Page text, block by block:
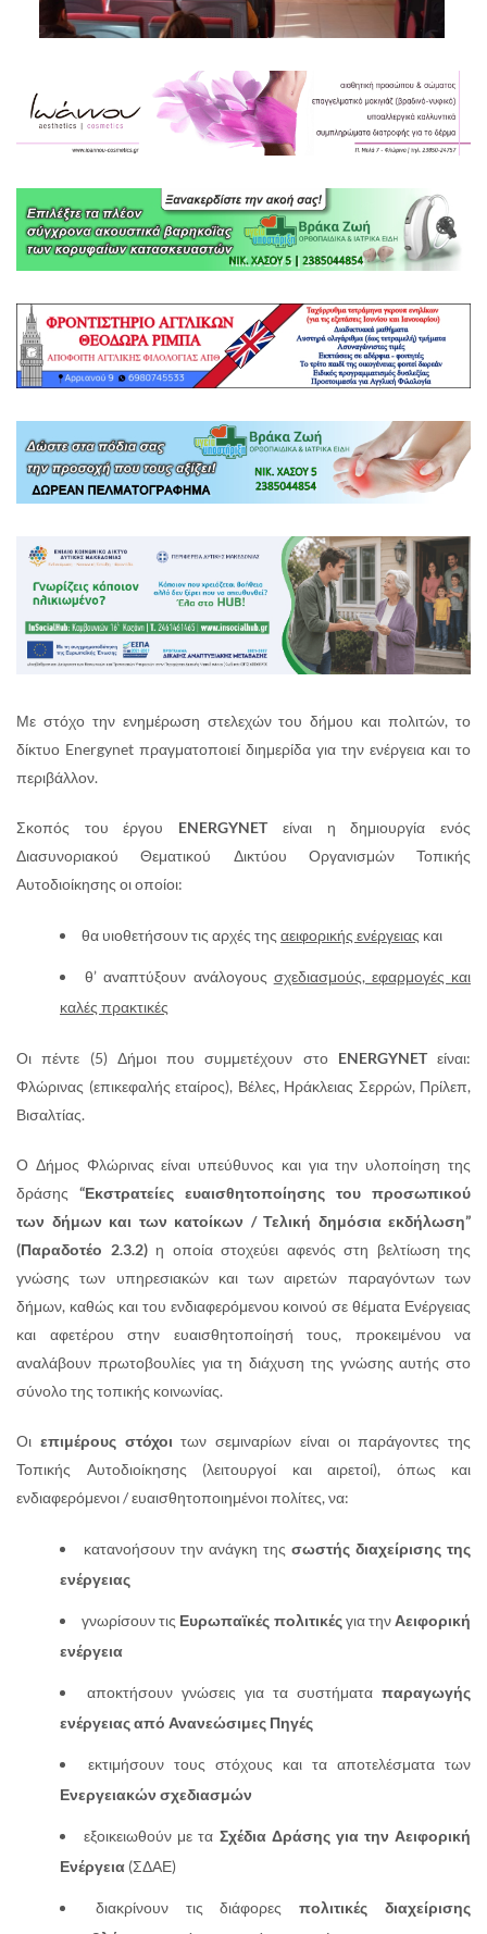
Με στόχο την ενημέρωση στελεχών του δήμου και πολιτών, το
δίκτυο Energynet πραγματοποιεί διημερίδα για την ενέργεια και το
περιβάλλον.
Σκοπός του έργου ENERGYNETείναι η δημιουργία ενός
Διασυνοριακού Θεματικού Δικτύου Οργανισμών Τοπικής
Αυτοδιοίκησης οι οποίοι:
θα υιοθετήσουν τις αρχές της αειφορικής ενέργειας και
θ’ αναπτύξουν ανάλογους σχεδιασμούς, εφαρμογές και
καλές πρακτικές
Οι πέντε (5) Δήμοι που συμμετέχουν στο ENERGYNETείναι:
Φλώρινας (επικεφαλής εταίρος), Βέλες, Ηράκλειας Σερρών, Πρίλεπ,
Βισαλτίας.
Ο Δήμος Φλώρινας είναι υπεύθυνος και για την υλοποίηση της
δράσης “Εκστρατείες ευαισθητοποίησης του προσωπικού
των δήμων και των κατοίκων / Τελική δημόσια εκδήλωση”
(Παραδοτέο 2.3.2)η οποία στοχεύει αφενός στη βελτίωση της
γνώσης των υπηρεσιακών και των αιρετών παραγόντων των
δήμων, καθώς και του ενδιαφερόμενου κοινού σε θέματα Ενέργειας
και αφετέρου στην ευαισθητοποίησή τους, προκειμένου να
αναλάβουν πρωτοβουλίες για τη διάχυση της γνώσης αυτής στο
σύνολο της τοπικής κοινωνίας.
Οι επιμέρους στόχοι των σεμιναρίων είναι οι παράγοντες της
Τοπικής Αυτοδιοίκησης (λειτουργοί και αιρετοί), όπως και
ενδιαφερόμενοι / ευαισθητοποιημένοι πολίτες, να:
κατανοήσουν την ανάγκη της σωστής διαχείρισης της
ενέργειας
γνωρίσουν τις Ευρωπαϊκές πολιτικέςγια την Αειφορική
ενέργεια
αποκτήσουν γνώσεις για τα συστήματα παραγωγής
ενέργειαςαπό Ανανεώσιμες Πηγές
εκτιμήσουν τους στόχους και τα αποτελέσματα των
Ενεργειακών σχεδιασμών
εξοικειωθούν με τα Σχέδια Δράσης για την Αειφορική
Ενέργεια (ΣΔΑΕ)
διακρίνουν τις διάφορεςπολιτικές διαχείρισης